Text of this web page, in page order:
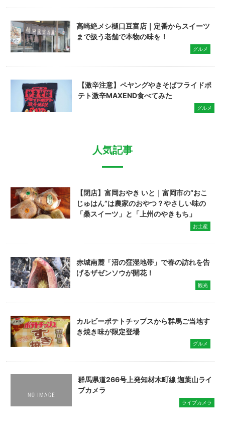
高崎絶メシ樋口豆富店｜定番からスイーツ
まで扱う老舗で本物の味を！
グルメ
【激辛注意】ペヤングやきそばフライドポ
テト激辛MAXEND食べてみた
グルメ
人気記事
【閉店】富岡おやき いと｜富岡市の“おこ
じゅはん”は農家のおやつ？やさしい味の
「桑スイーツ」と「上州のやきもち」
お土産
赤城南麓「沼の窪湿地帯」で春の訪れを告
げるザゼンソウが開花！
観光
カルビーポテトチップスから群馬ご当地す
き焼き味が限定登場
グルメ
群馬県道266号上発知材木町線 迦葉山ライ
ブカメラ
ライブカメラ